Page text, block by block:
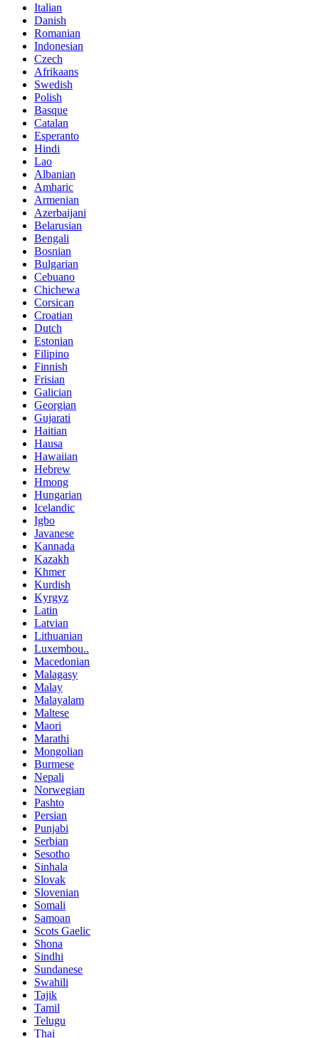
Italian
Danish
Romanian
Indonesian
Czech
Afrikaans
Swedish
Polish
Basque
Catalan
Esperanto
Hindi
Lao
Albanian
Amharic
Armenian
Azerbaijani
Belarusian
Bengali
Bosnian
Bulgarian
Cebuano
Chichewa
Corsican
Croatian
Dutch
Estonian
Filipino
Finnish
Frisian
Galician
Georgian
Gujarati
Haitian
Hausa
Hawaiian
Hebrew
Hmong
Hungarian
Icelandic
Igbo
Javanese
Kannada
Kazakh
Khmer
Kurdish
Kyrgyz
Latin
Latvian
Lithuanian
Luxembou..
Macedonian
Malagasy
Malay
Malayalam
Maltese
Maori
Marathi
Mongolian
Burmese
Nepali
Norwegian
Pashto
Persian
Punjabi
Serbian
Sesotho
Sinhala
Slovak
Slovenian
Somali
Samoan
Scots Gaelic
Shona
Sindhi
Sundanese
Swahili
Tajik
Tamil
Telugu
Thai